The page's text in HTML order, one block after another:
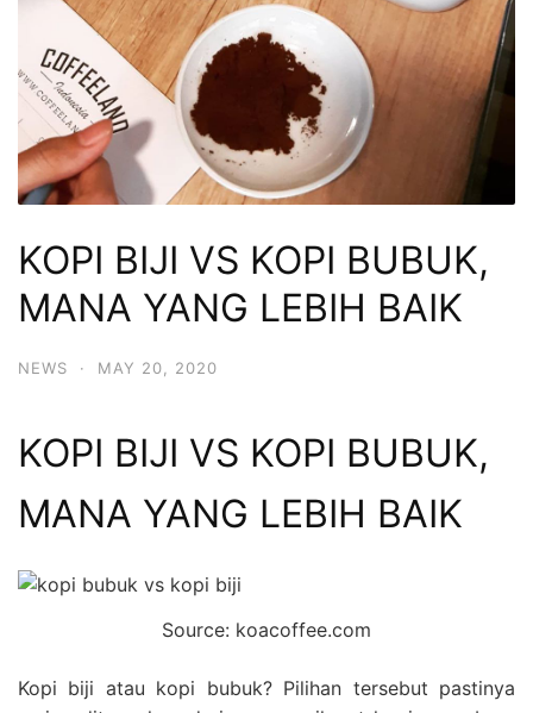
KOPI BIJI VS KOPI BUBUK,
MANA YANG LEBIH BAIK
NEWS · MAY 20, 2020
KOPI BIJI VS KOPI BUBUK,
MANA YANG LEBIH BAIK
Source: koacoffee.com
Kopi biji atau kopi bubuk? Pilihan tersebut pastinya